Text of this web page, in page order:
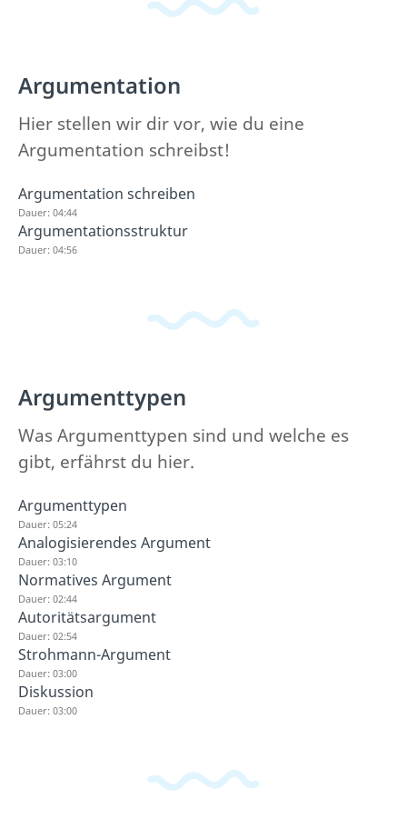
Argumentation
Hier stellen wir dir vor, wie du eine
Argumentation schreibst!
Argumentation schreiben
Dauer: 04:44
Argumentationsstruktur
Dauer: 04:56
Argumenttypen
Was Argumenttypen sind und welche es
gibt, erfährst du hier.
Argumenttypen
Dauer: 05:24
Analogisierendes Argument
Dauer: 03:10
Normatives Argument
Dauer: 02:44
Autoritätsargument
Dauer: 02:54
Strohmann-Argument
Dauer: 03:00
Diskussion
Dauer: 03:00